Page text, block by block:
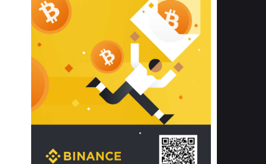
thời tiết nóng ẩm. Bạn có thể tìm hiểu
thêm các nghiên cứu khoa học về tác
động của giấc ngủ và môi trường
phòng ngủ đối với sức khỏe con
người tại Sleep Foundation (External
Link) để có cái nhìn toàn diện hơn.
2. Các tiêu chí vàng khi lựa chọn
chăn ga gối đệm cao cấp cho phòng
ngủ
Để sở hữu một bộ chăn ga gối đệm
cao cấp hoàn hảo cả về thẩm mỹ lẫn
công năng, người tiêu dùng cần cân
nhắc kỹ lưỡng các tiêu chí quan trọng